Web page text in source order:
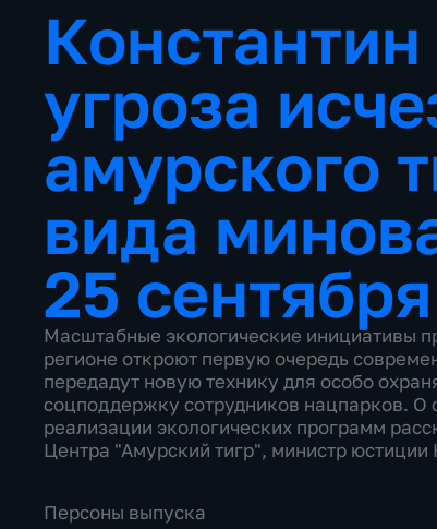
угроза
амурского
вида
25
Масштабные экологические инициативы
регионе откроют первую очередь
передадут новую технику для особо
соцподдержку сотрудников нацпарков. О
реализации экологических программ
Центра "Амурский тигр", министр юстиции
Персоны выпуска